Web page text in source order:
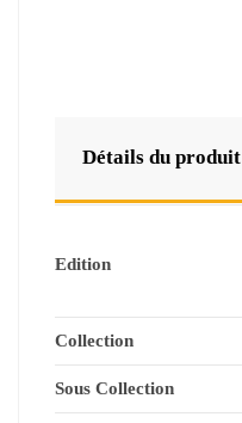
Détails du produit
Edition
Collection
Sous Collection